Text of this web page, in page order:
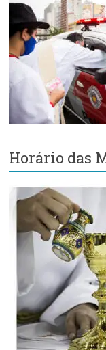
de
São
Paulo
–
Região
Episcopal
Sé
–
Bom
Retiro
Horário das